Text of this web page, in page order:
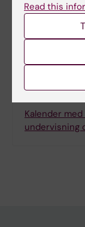
Relaterat
Kalender
undervisning
Read this